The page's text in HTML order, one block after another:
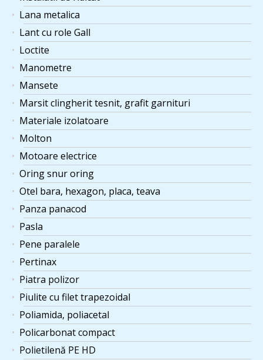
Lana metalica
Lant cu role Gall
Loctite
Manometre
Mansete
Marsit clingherit tesnit, grafit garnituri
Materiale izolatoare
Molton
Motoare electrice
Oring snur oring
Otel bara, hexagon, placa, teava
Panza panacod
Pasla
Pene paralele
Pertinax
Piatra polizor
Piulite cu filet trapezoidal
Poliamida, poliacetal
Policarbonat compact
Polietilenă PE HD